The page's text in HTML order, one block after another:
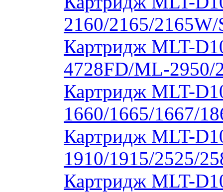
2160/2165/
Картридж MLT-
4728FD/ML-2950/
Картридж MLT-
1660/1665/1667/
Картридж MLT-
1910/1915/2525/
Картридж MLT-